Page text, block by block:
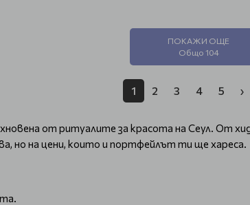
ПОКАЖИ ОЩЕ
Общо 104
1 2 3 4 5 ›
от ритуалите за красота на Сеул. От
но на цени, които и портфейлът ти ще хареса.